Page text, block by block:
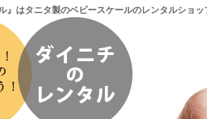
』はタニタ製のベビースケールのレンタルショ